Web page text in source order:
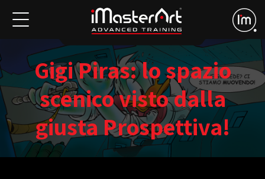
Gigi Piras: lo spazio
scenico visto dalla
giusta Prospettiva!